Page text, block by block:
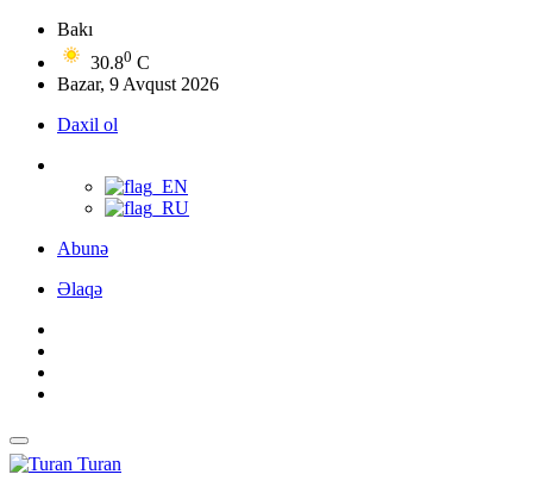
Bakı
30.80 C
Bazar, 9 Avqust 2026
Daxil ol
Abunə
Əlaqə
Turan